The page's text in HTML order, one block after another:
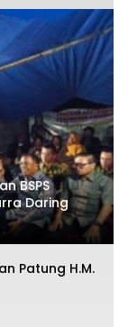
BSPS
Daring
Patung H.M.